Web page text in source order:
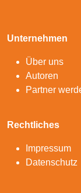
Unternehmen
Über uns
Autoren
Partner
Rechtliches
Impressum
Datenschutz